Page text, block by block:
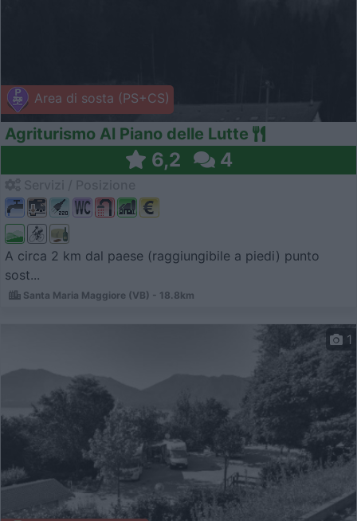
Area di sosta (PS+CS)
Agriturismo Al Piano delle Lutte
6,2 4
A circa 2 km dal paese (raggiungibile a piedi) punto
sost...
Santa Maria Maggiore (VB) - 18.8km
1